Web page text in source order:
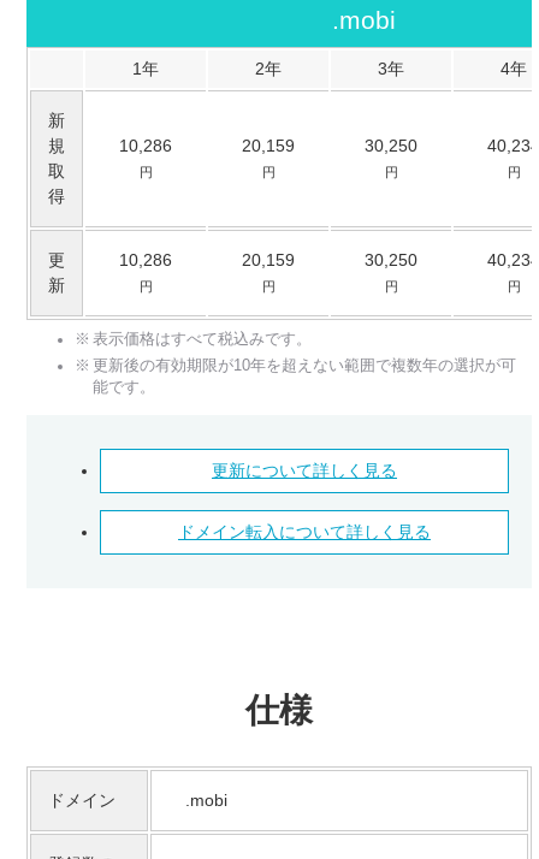
.mobi
1年 2年 3年 4年
新
規
取
得
10,286
円
20,159
円
30,250
円
40,234
円
更
新
10,286
円
20,159
円
30,250
円
40,234
円
表示価格はすべて税込みです。
更新後の有効期限が10年を超えない範囲で複数年の選択が可
能です。
更新について詳しく見る
ドメイン転入について詳しく見る
仕様
ドメイン .mobi